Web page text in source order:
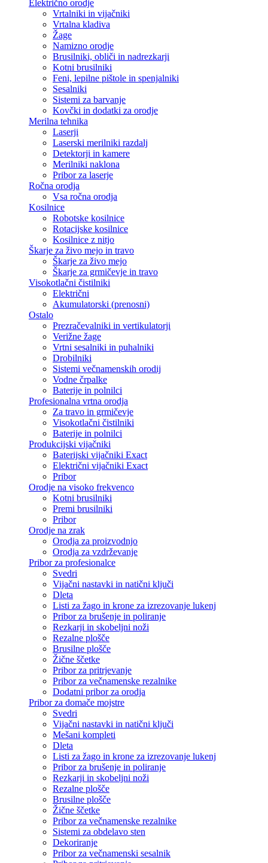
Električno orodje
Vrtalniki in vijačniki
Vrtalna kladiva
Žage
Namizno orodje
Brusilniki, obliči in nadrezkarji
Kotni brusilniki
Feni, lepilne pištole in spenjalniki
Sesalniki
Sistemi za barvanje
Kovčki in dodatki za orodje
Merilna tehnika
Laserji
Laserski merilniki razdalj
Detektorji in kamere
Merilniki naklona
Pribor za laserje
Ročna orodja
Vsa ročna orodja
Kosilnice
Robotske kosilnice
Rotacijske kosilnice
Kosilnice z nitjo
Škarje za živo mejo in travo
Škarje za živo mejo
Škarje za grmičevje in travo
Visokotlačni čistilniki
Električni
Akumulatorski (prenosni)
Ostalo
Prezračevalniki in vertikulatorji
Verižne žage
Vrtni sesalniki in puhalniki
Drobilniki
Sistemi večnamenskih orodij
Vodne črpalke
Baterije in polnilci
Profesionalna vrtna orodja
Za travo in grmičevje
Visokotlačni čistilniki
Baterije in polnilci
Produkcijski vijačniki
Baterijski vijačniki Exact
Električni vijačniki Exact
Pribor
Orodje na visoko frekvenco
Kotni brusilniki
Premi brusilniki
Pribor
Orodje na zrak
Orodja za proizvodnjo
Orodja za vzdrževanje
Pribor za profesionalce
Svedri
Vijačni nastavki in natični ključi
Dleta
Listi za žago in krone za izrezovanje lukenj
Pribor za brušenje in poliranje
Rezkarji in skobeljni noži
Rezalne plošče
Brusilne plošče
Žične ščetke
Pribor za pritrjevanje
Pribor za večnamenske rezalnike
Dodatni pribor za orodja
Pribor za domače mojstre
Svedri
Vijačni nastavki in natični ključi
Mešani kompleti
Dleta
Listi za žago in krone za izrezovanje lukenj
Pribor za brušenje in poliranje
Rezkarji in skobeljni noži
Rezalne plošče
Brusilne plošče
Žične ščetke
Pribor za večnamenske rezalnike
Sistemi za obdelavo sten
Dekoriranje
Pribor za večnamenski sesalnik